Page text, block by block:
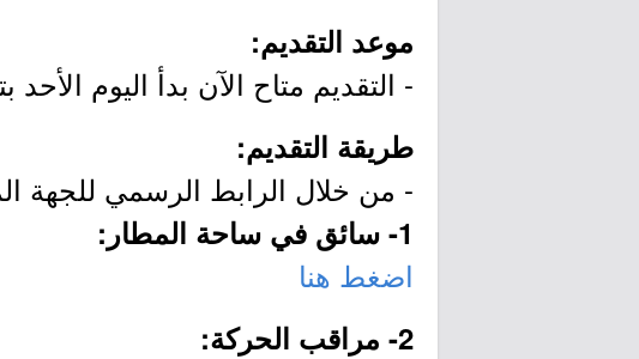
موعد التقديم:
- التقديم متاح الآن بدأ اليوم الأحد بتاريخ
طريقة التقديم:
- من خلال الرابط الرسمي للجهة
1- سائق في ساحة المطار:
اضغط هنا
2- مراقب الحركة: